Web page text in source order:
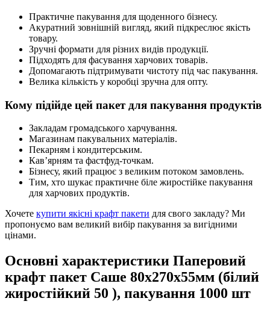
Практичне пакування для щоденного бізнесу.
Акуратний зовнішній вигляд, який підкреслює якість
товару.
Зручні формати для різних видів продукції.
Підходять для фасування харчових товарів.
Допомагають підтримувати чистоту під час пакування.
Велика кількість у коробці зручна для опту.
Кому підійде цей пакет для пакування продуктів
Закладам громадського харчування.
Магазинам пакувальних матеріалів.
Пекарням і кондитерським.
Кав’ярням та фастфуд-точкам.
Бізнесу, який працює з великим потоком замовлень.
Тим, хто шукає практичне біле жиростійке пакування
для харчових продуктів.
Хочете купити якісні крафт пакети для свого закладу? Ми
пропонуємо вам великий вибір пакування за вигідними
цінами.
Основні характеристики Паперовий
крафт пакет Саше 80х270х55мм (білий
жиростійкий 50 ), пакування 1000 шт